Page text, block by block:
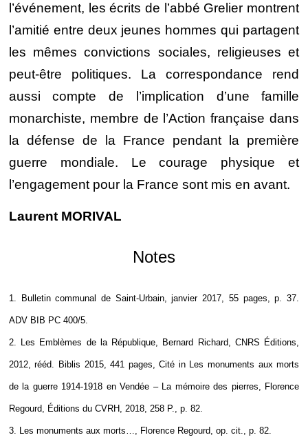
l’événement, les écrits de l’abbé Grelier montrent
l’amitié entre deux jeunes hommes qui partagent
les mêmes convictions sociales, religieuses et
peut-être politiques. La correspondance rend
aussi compte de l’implication d’une famille
monarchiste, membre de l’Action française dans
la défense de la France pendant la première
guerre mondiale. Le courage physique et
l’engagement pour la France sont mis en avant.
Laurent MORIVAL
Notes
1. Bulletin communal de Saint-Urbain, janvier 2017, 55 pages, p. 37.
ADV BIB PC 400/5.
2. Les Emblèmes de la République, Bernard Richard, CNRS Éditions,
2012, rééd. Biblis 2015, 441 pages, Cité in Les monuments aux morts
de la guerre 1914-1918 en Vendée – La mémoire des pierres, Florence
Regourd, Éditions du CVRH, 2018, 258 P., p. 82.
3. Les monuments aux morts…, Florence Regourd, op. cit., p. 82.